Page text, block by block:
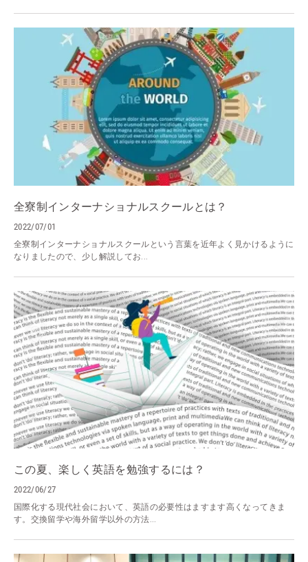
全寮制インターナショナルスクールとは？
2022/07/01
全寮制インターナショナルスクールという言葉を近年よく見かけるように
なりましたので、少し解説してお...
この夏、楽しく英語を勉強するには？
2022/06/27
国際化する現代社会において、英語の必要性はますます高くなってきま
す。交換留学や海外留学以外の方法...